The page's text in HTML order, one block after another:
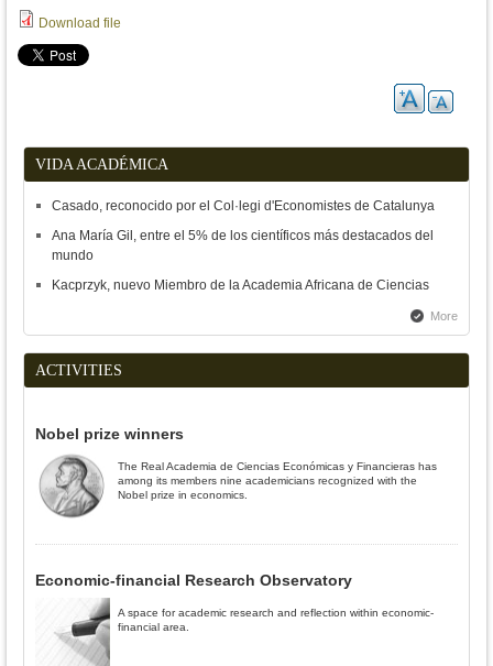
Download file
VIDA ACADÉMICA
Casado, reconocido por el Col·legi d'Economistes de Catalunya
Ana María Gil, entre el 5% de los científicos más destacados del
mundo
Kacprzyk, nuevo Miembro de la Academia Africana de Ciencias
More
ACTIVITIES
Nobel prize winners
The Real Academia de Ciencias Económicas y Financieras has
among its members nine academicians recognized with the
Nobel prize in economics.
Economic-financial Research Observatory
A space for academic research and reflection within economic-
financial area.